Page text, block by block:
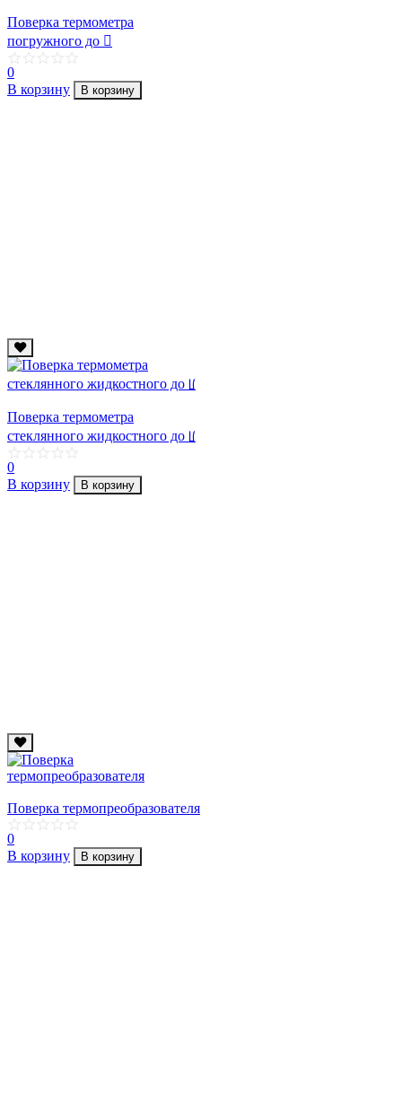
Поверка термометра
погружного до 񩏼
0
В корзину
В корзину
Поверка термометра
стеклянного жидкостного до ꡦ
0
В корзину
В корзину
Поверка термопреобразователя
0
В корзину
В корзину